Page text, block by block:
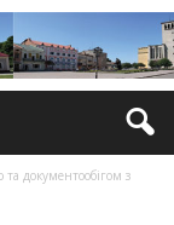
документообігом з